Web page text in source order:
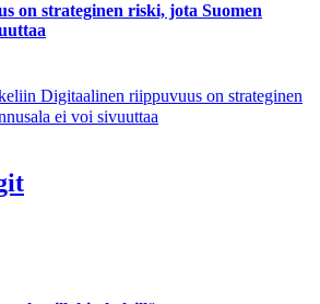
on strateginen riski, jota Suomen
Digitaalinen riippuvuus on strateginen
ei voi sivuuttaa